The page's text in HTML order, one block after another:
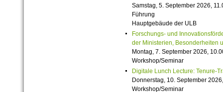
Samstag, 5. September 2026,
Führung
Hauptgebäude der ULB
Forschungs- und
der Ministerien, Besonderheiten
Montag, 7. September 2026,
Workshop/Seminar
Digitale Lunch Lecture: Tenure-
Donnerstag, 10. September
Workshop/Seminar